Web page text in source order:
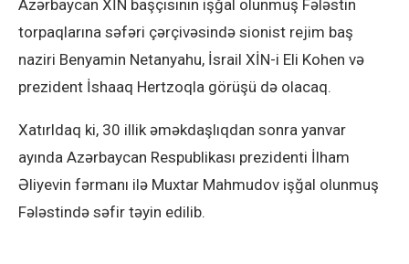
Azərbaycan XİN başçısının işğal olunmuş Fələstin
torpaqlarına səfəri çərçivəsində sionist rejim baş
naziri Benyamin Netanyahu, İsrail XİN-i Eli Kohen və
prezident İshaaq Hertzoqla görüşü də olacaq.
Xatırldaq ki, 30 illik əməkdaşlıqdan sonra yanvar
ayında Azərbaycan Respublikası prezidenti İlham
Əliyevin fərmanı ilə Muxtar Mahmudov işğal olunmuş
Fələstində səfir təyin edilib.